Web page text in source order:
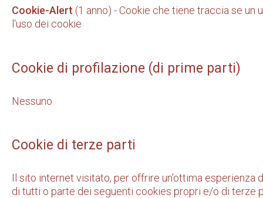
Cookie-Alert (1 anno) - Cookie che tiene traccia se
l'uso dei cookie
Cookie di profilazione (di prime parti)
Nessuno
Cookie di terze parti
Il sito internet visitato, per offrire un'ottima esperienza
di tutti o parte dei seguenti cookies propri e/o di terze